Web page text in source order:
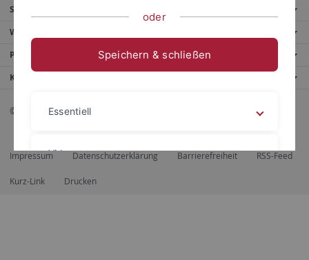
Service
Weitere Angebote
Portale
Kontaktinfo
© 2026 Eberhard Karls Universität Tübingen, Tübingen
Impressum Datenschutzerklärung Barrierefreiheit RSS-Feed
Kurz-Link Drucken
oder
Speichern & schließen
Essentiell
Videos